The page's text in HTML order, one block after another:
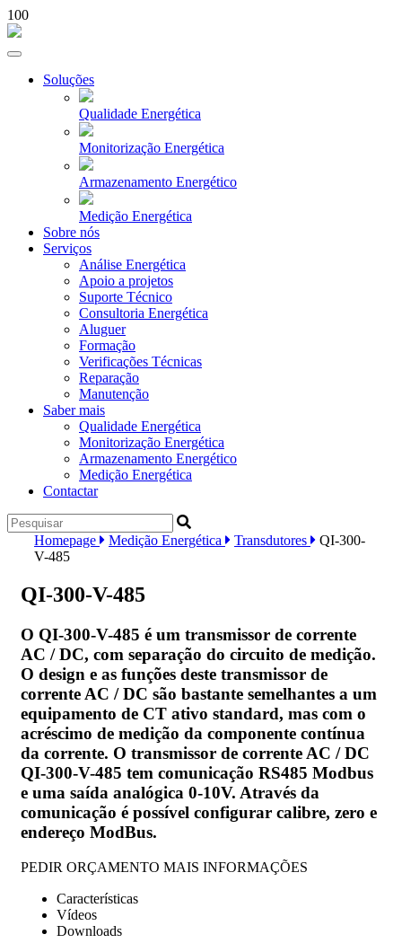
100
Soluções
Qualidade Energética
Monitorização Energética
Armazenamento Energético
Medição Energética
Sobre nós
Serviços
Análise Energética
Apoio a projetos
Suporte Técnico
Consultoria Energética
Aluguer
Formação
Verificações Técnicas
Reparação
Manutenção
Saber mais
Qualidade Energética
Monitorização Energética
Armazenamento Energético
Medição Energética
Contactar
Homepage Medição Energética Transdutores
QI-300-
V-485
QI-300-V-485
O QI-300-V-485 é um transmissor de corrente
AC / DC, com separação do circuito de medição.
O design e as funções deste transmissor de
corrente AC / DC são bastante semelhantes a um
equipamento de CT ativo standard, mas com o
acréscimo de medição da componente contínua
da corrente. O transmissor de corrente AC / DC
QI-300-V-485 tem comunicação RS485 Modbus
e uma saída analógica 0-10V. Através da
comunicação é possível configurar calibre, zero e
endereço ModBus.
PEDIR ORÇAMENTO MAIS INFORMAÇÕES
Características
Vídeos
Downloads